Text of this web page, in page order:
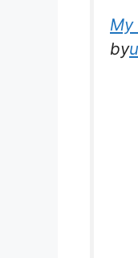
by